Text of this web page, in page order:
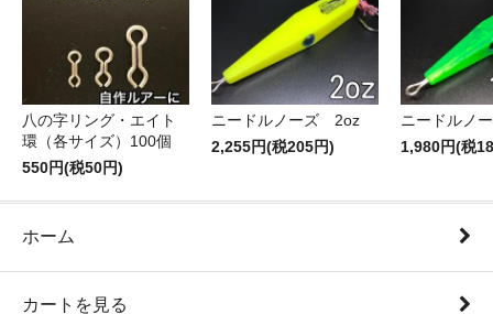
八の字リング・エイト
環（各サイズ）100個
550円(税50円)
ニードルノーズ 2oz
2,255円(税205円)
ニードルノ
1,980円(税
ホーム
カートを見る